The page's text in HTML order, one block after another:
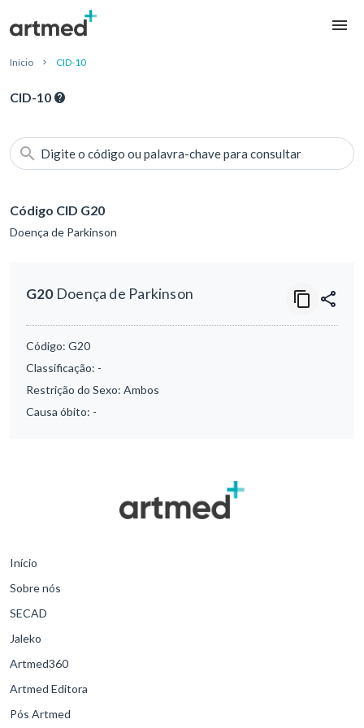
Início CID-10
CID-10
Digite o código ou palavra-chave para consultar
Código CID G20
Doença de Parkinson
G20Doença de Parkinson
Código: G20
Classificação: -
Restrição do Sexo: Ambos
Causa óbito: -
Início
Sobre nós
SECAD
Jaleko
Artmed360
Artmed Editora
Pós Artmed